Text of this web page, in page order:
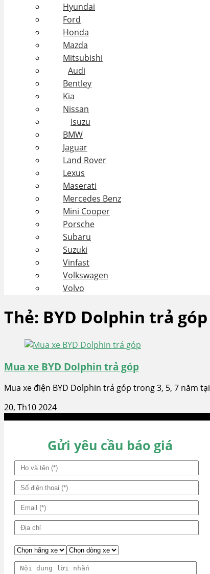
Hyundai
Ford
Honda
Mazda
Mitsubishi
Audi
Bentley
Kia
Nissan
Isuzu
BMW
Jaguar
Land Rover
Lexus
Maserati
Mercedes Benz
Mini Cooper
Porsche
Subaru
Suzuki
Vinfast
Volkswagen
Volvo
Thẻ: BYD Dolphin trả góp
Mua xe BYD Dolphin trả góp
Mua xe điện BYD Dolphin trả góp trong 3, 5, 7 năm
20, Th10 2024
Gửi yêu cầu báo giá